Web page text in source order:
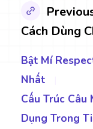
Cách Dùng
Bật Mí
Nhất
Cấu Trúc Câu
Dụng Trong